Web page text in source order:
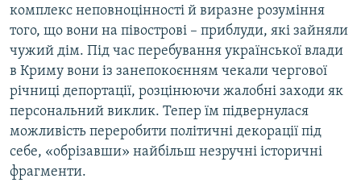
комплекс неповноцінності й виразне розуміння
того, що вони на півострові – приблуди, які зайняли
чужий дім. Під час перебування української влади
в Криму вони із занепокоєнням чекали чергової
річниці депортації, розцінюючи жалобні заходи як
персональний виклик. Тепер їм підвернулася
можливість переробити політичні декорації під
себе, «обрізавши» найбільш незручні історичні
фрагменти.